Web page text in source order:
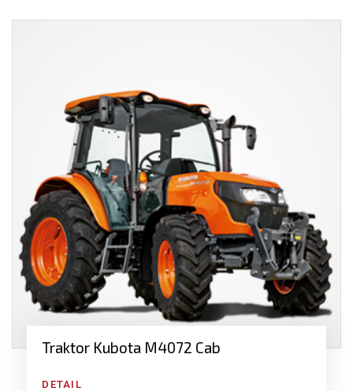
Traktor Kubota M4072 Cab
DETAIL